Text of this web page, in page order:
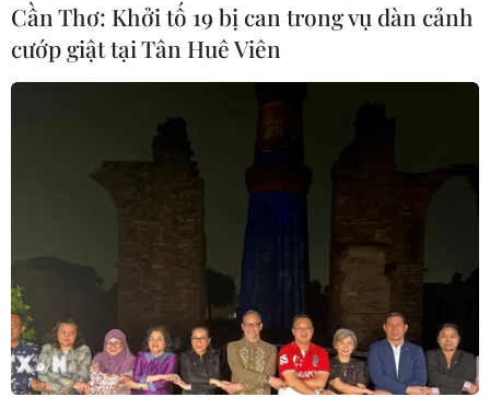
Cần Thơ: Khởi tố 19 bị can trong vụ dàn cảnh
cướp giật tại Tân Huê Viên